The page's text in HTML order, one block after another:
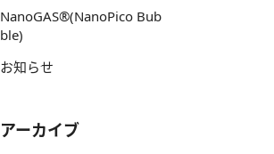
NanoGAS®(NanoPico Bub
ble)
お知らせ
アーカイブ